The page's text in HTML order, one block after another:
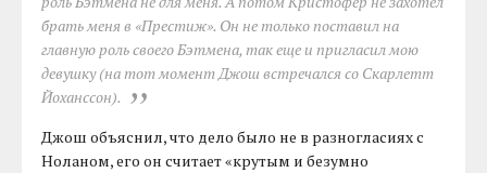
брать меня в «Престиж». Он не только поставил на
главную роль своего Бэтмена, так еще и пригласил мою
девушку (на тот момент Джош встречался со Скарлетт
Йоханссон).
Джош объяснил, что дело было не в разногласиях с
Ноланом, его он считает «крутым и безумно